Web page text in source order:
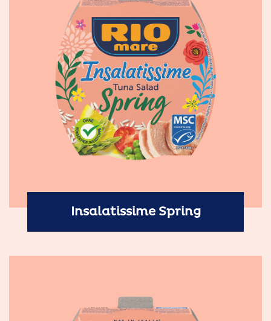
Insalatissime Spring